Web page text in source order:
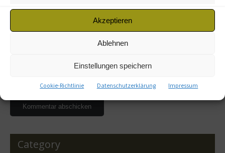
Akzeptieren
Ablehnen
Einstellungen speichern
Cookie-Richtlinie Datenschutzerklärung Impressum
Name*
Category